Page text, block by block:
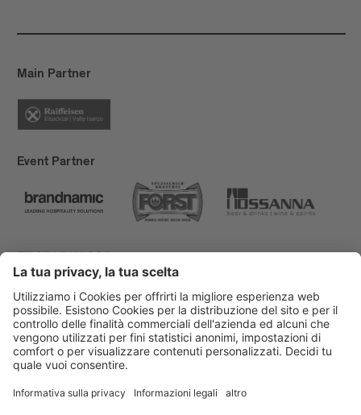
Main Partner
Event Partner
Bressanone Turismo
Privacy
Note legali
Finanziamenti
Mappa del sito
Cookie-Einstellungen